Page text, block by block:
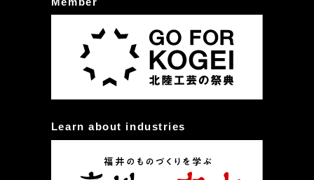
Learn about industries